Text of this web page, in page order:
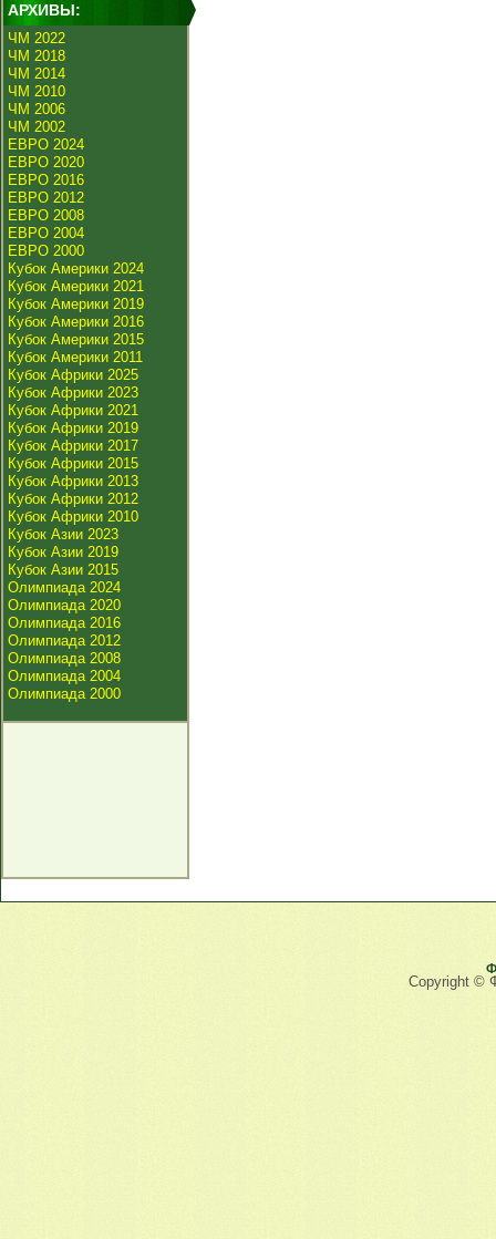
АРХИВЫ:
ЧМ 2022
ЧМ 2018
ЧМ 2014
ЧМ 2010
ЧМ 2006
ЧМ 2002
ЕВРО 2024
ЕВРО 2020
ЕВРО 2016
ЕВРО 2012
ЕВРО 2008
ЕВРО 2004
ЕВРО 2000
Кубок Америки 2024
Кубок Америки 2021
Кубок Америки 2019
Кубок Америки 2016
Кубок Америки 2015
Кубок Америки 2011
Кубок Африки 2025
Кубок Африки 2023
Кубок Африки 2021
Кубок Африки 2019
Кубок Африки 2017
Кубок Африки 2015
Кубок Африки 2013
Кубок Африки 2012
Кубок Африки 2010
Кубок Азии 2023
Кубок Азии 2019
Кубок Азии 2015
Олимпиада 2024
Олимпиада 2020
Олимпиада 2016
Олимпиада 2012
Олимпиада 2008
Олимпиада 2004
Олимпиада 2000
Copyright ©